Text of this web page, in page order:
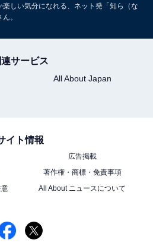
しい気分になれる、ネット発「知ら（な
。
連サービス
All About Japan
イト情報
広告掲載
著作権・商標・免責事項
All About ニュースについて